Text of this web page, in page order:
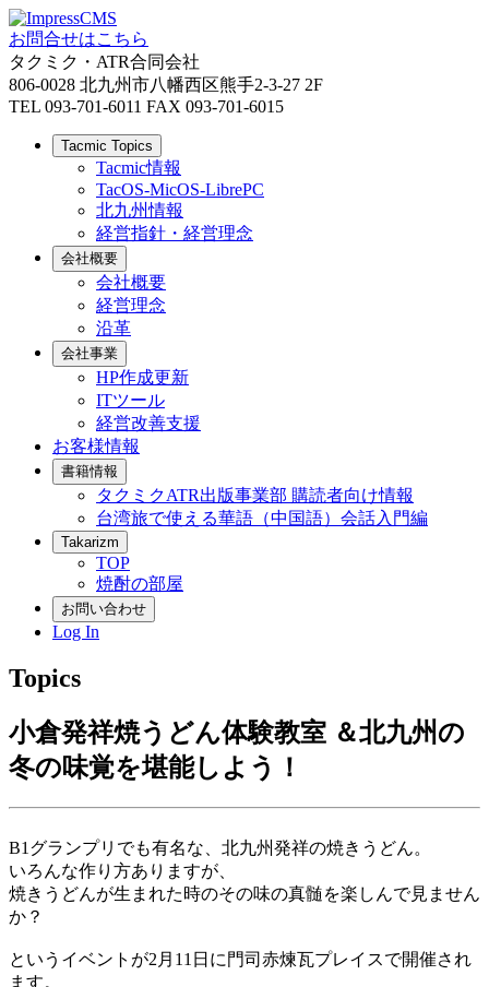
お問合せはこちら
タクミク・ATR合同会社
806-0028 北九州市八幡西区熊手2-3-27 2F
TEL 093-701-6011 FAX 093-701-6015
Tacmic Topics
Tacmic情報
TacOS-MicOS-LibrePC
北九州情報
経営指針・経営理念
会社概要
会社概要
経営理念
沿革
会社事業
HP作成更新
ITツール
経営改善支援
お客様情報
書籍情報
タクミクATR出版事業部 購読者向け情報
台湾旅で使える華語（中国語）会話入門編
Takarizm
TOP
焼酎の部屋
お問い合わせ
Log In
Topics
小倉発祥焼うどん体験教室 ＆北九州の
冬の味覚を堪能しよう！
B1グランプリでも有名な、北九州発祥の焼きうどん。
いろんな作り方ありますが、
焼きうどんが生まれた時のその味の真髄を楽しんで見ません
か？
というイベントが2月11日に門司赤煉瓦プレイスで開催され
ます。